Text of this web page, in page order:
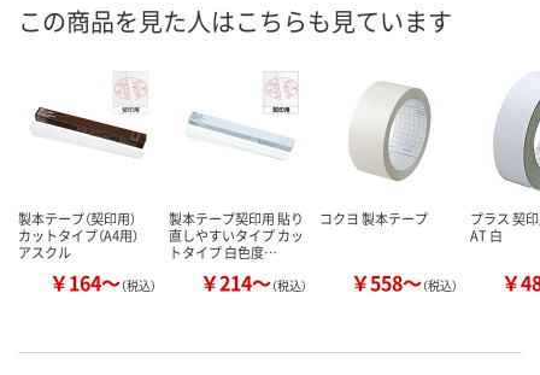
この商品を見た人はこちらも見ています
製本テープ（契印用）
カットタイプ（A4用）
アスクル
￥164～（税込）
製本テープ契印用 貼り
直しやすいタイプ カッ
トタイプ 白色度…
￥214～（税込）
コクヨ 製本テープ
￥558～（税込）
プラス 契
AT 白
￥